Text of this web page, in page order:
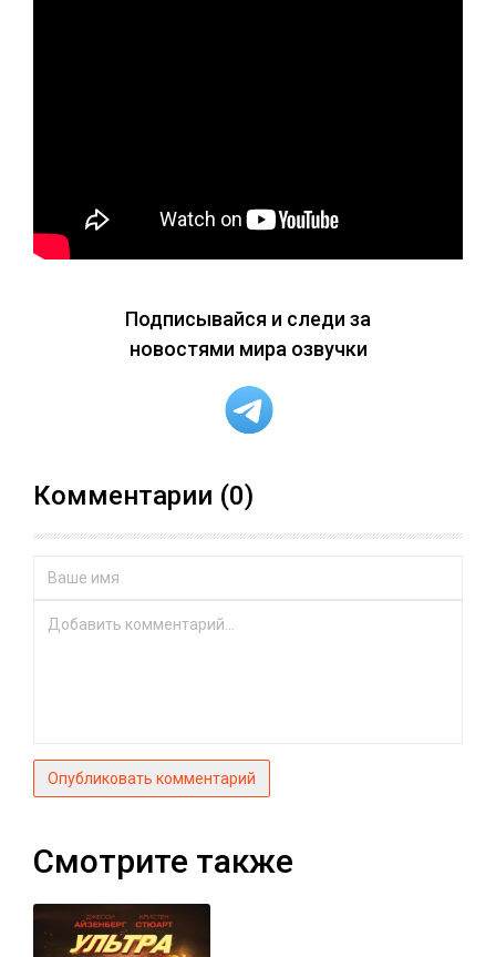
Подписывайся и следи за
новостями мира озвучки
Комментарии (0)
Опубликовать комментарий
Смотрите также